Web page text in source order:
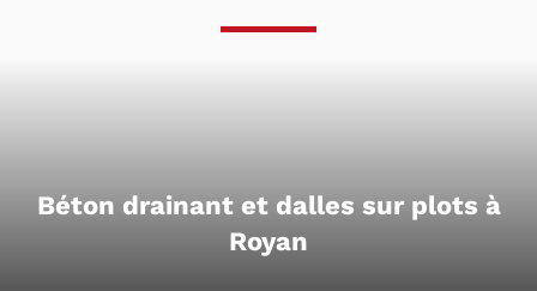
Béton drainant et dalles sur plots à
Royan